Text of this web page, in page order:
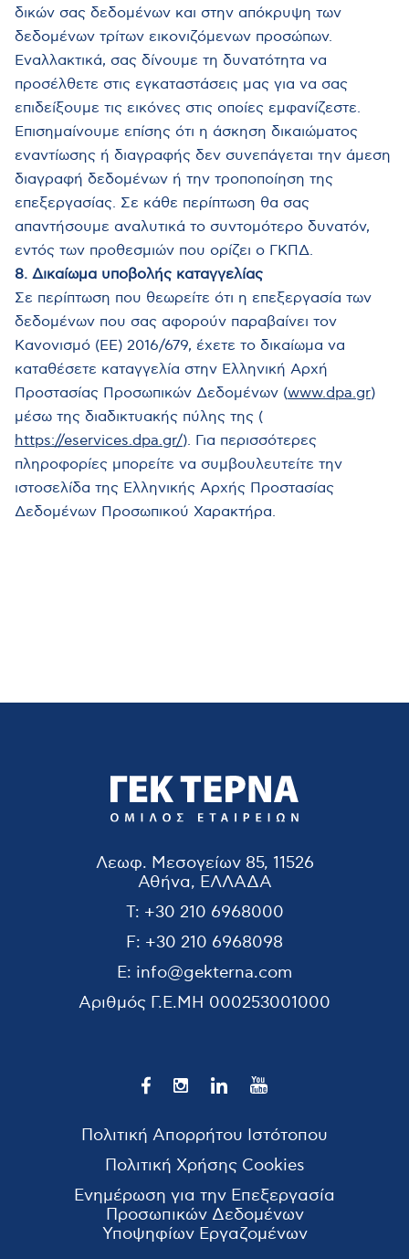
δικών σας δεδομένων και στην απόκρυψη των
δεδομένων τρίτων εικονιζόμενων προσώπων.
Εναλλακτικά, σας δίνουμε τη δυνατότητα να
προσέλθετε στις εγκαταστάσεις μας για να σας
επιδείξουμε τις εικόνες στις οποίες εμφανίζεστε.
Επισημαίνουμε επίσης ότι η άσκηση δικαιώματος
εναντίωσης ή διαγραφής δεν συνεπάγεται την άμεση
διαγραφή δεδομένων ή την τροποποίηση της
επεξεργασίας. Σε κάθε περίπτωση θα σας
απαντήσουμε αναλυτικά το συντομότερο δυνατόν,
εντός των προθεσμιών που ορίζει ο ΓΚΠΔ.
8. Δικαίωμα υποβολής καταγγελίας
Σε περίπτωση που θεωρείτε ότι η επεξεργασία των
δεδομένων που σας αφορούν παραβαίνει τον
Κανονισμό (ΕΕ) 2016/679, έχετε το δικαίωμα να
καταθέσετε καταγγελία στην Ελληνική Αρχή
Προστασίας Προσωπικών Δεδομένων (www.dpa.gr)
μέσω της διαδικτυακής πύλης της (
https://eservices.dpa.gr/). Για περισσότερες
πληροφορίες μπορείτε να συμβουλευτείτε την
ιστοσελίδα της Ελληνικής Αρχής Προστασίας
Δεδομένων Προσωπικού Χαρακτήρα.
Λεωφ. Μεσογείων 85, 11526
Αθήνα, ΕΛΛΑΔΑ
T: +30 210 6968000
F: +30 210 6968098
E: info@gekterna.com
Αριθμός Γ.Ε.ΜΗ 000253001000
Πολιτική Απορρήτου Ιστότοπου
Πολιτική Χρήσης Cookies
Ενημέρωση για την Επεξεργασία
Προσωπικών Δεδομένων
Υποψηφίων Εργαζομένων